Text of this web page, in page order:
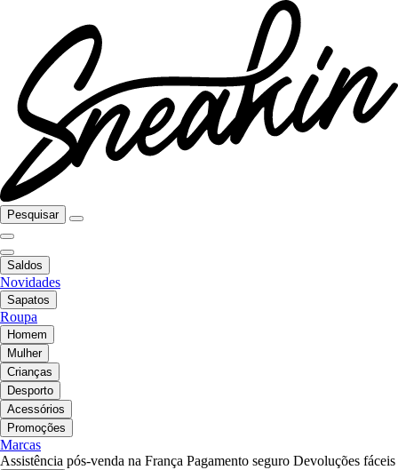
Pesquisar
Saldos
Novidades
Sapatos
Roupa
Homem
Mulher
Crianças
Desporto
Acessórios
Promoções
Marcas
Assistência pós-venda na França Pagamento seguro Devoluções fáceis